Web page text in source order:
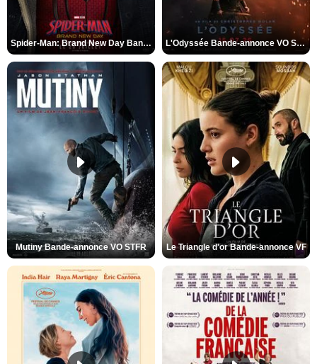
Spider-Man: Brand New Day Bande-annonce VO STFR L'Odyssée Bande-annonce VO STFR
Mutiny Bande-annonce VO STFR Le Triangle d'or Bande-annonce VF